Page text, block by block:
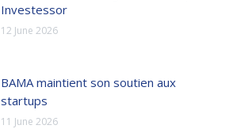
Investessor
12 June 2026
BAMA maintient son soutien aux
startups
11 June 2026